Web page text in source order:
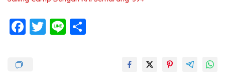
F T Li